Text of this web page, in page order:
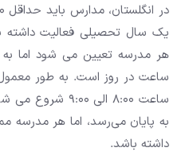
یک سال تحصیلی فعالیت
ساعت در روز است. به طور
به پایان می‌رسد، اما هر مدرسه
داشته باشد.